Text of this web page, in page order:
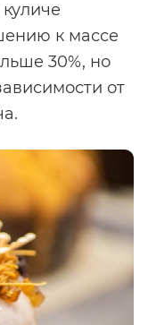
к массе
30%, но
от